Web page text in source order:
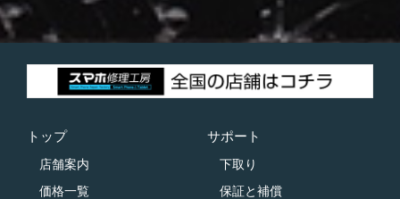
トップ
店舗案内
価格一覧
サポート
下取り
保証と補償